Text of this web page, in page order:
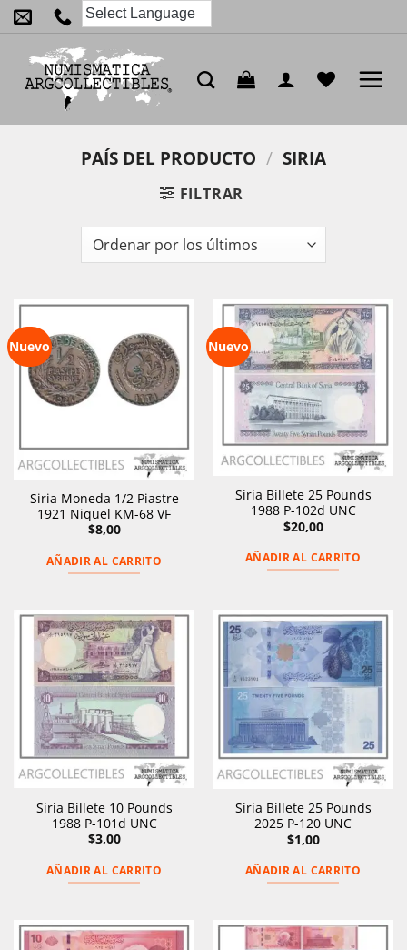
Saltar
al
contenido
PAÍS DEL PRODUCTO / SIRIA
FILTRAR
Nuevo
Siria Moneda 1/2 Piastre
1921 Niquel KM-68 VF
$8,00
AÑADIR AL CARRITO
Nuevo
Siria Billete 25 Pounds
1988 P-102d UNC
$20,00
AÑADIR AL CARRITO
Siria Billete 10 Pounds
1988 P-101d UNC
$3,00
AÑADIR AL CARRITO
Siria Billete 25 Pounds
2025 P-120 UNC
$1,00
AÑADIR AL CARRITO